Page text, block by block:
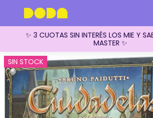
✨ 3 CUOTAS SIN INTERÉS LOS MIE Y
MASTER ✨
SIN STOCK